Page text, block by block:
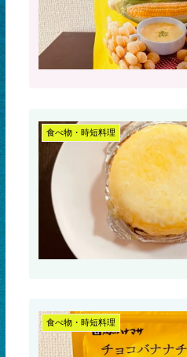
食べ物・時短料理
食べ物・時短料理